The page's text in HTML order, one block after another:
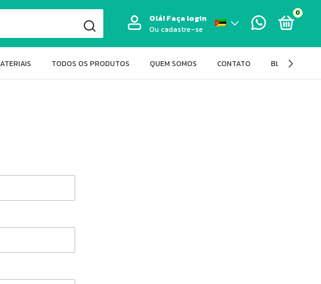
Olá!Faça login
Ou cadastre-se
0
TODOS OS PRODUTOS QUEM SOMOS CONTATO BLOG FIT